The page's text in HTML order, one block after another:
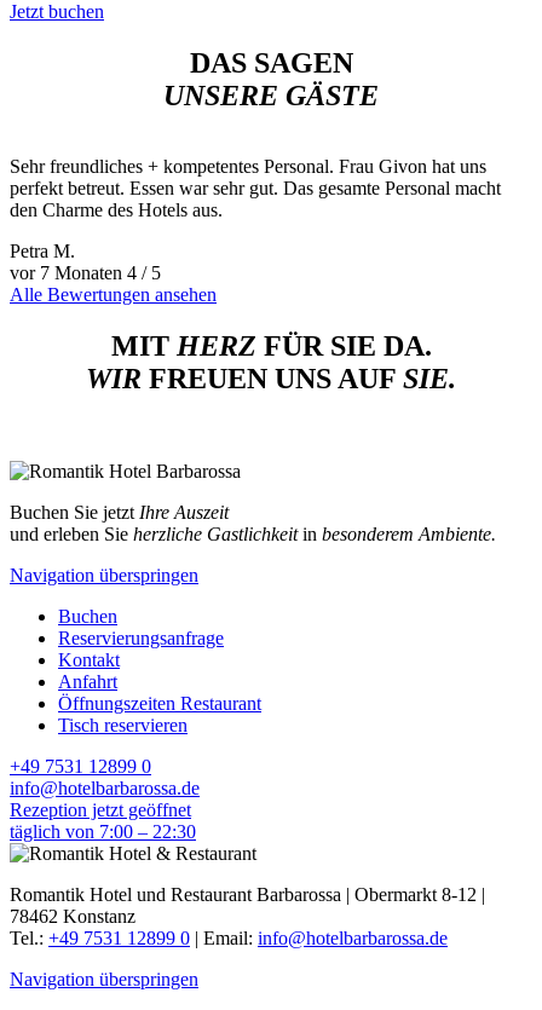
Jetzt buchen
DAS SAGEN
UNSERE GÄSTE
Sehr freundliches + kompetentes Personal. Frau Givon hat uns
perfekt betreut. Essen war sehr gut. Das gesamte Personal macht
den Charme des Hotels aus.
Petra M.
vor 7 Monaten 4 / 5
Alle Bewertungen ansehen
MIT HERZ FÜR SIE DA.
WIR FREUEN UNS AUF SIE.
Buchen Sie jetzt Ihre Auszeit
und erleben Sie herzliche Gastlichkeitin besonderem Ambiente.
Navigation überspringen
Buchen
Reservierungsanfrage
Kontakt
Anfahrt
Öffnungszeiten Restaurant
Tisch reservieren
+49 7531 12899 0
info@hotelbarbarossa.de
Rezeption jetzt geöffnet
täglich von 7:00 – 22:30
Romantik Hotel und Restaurant Barbarossa | Obermarkt 8-12 |
78462 Konstanz
Tel.: +49 7531 12899 0 | Email: info@hotelbarbarossa.de
Navigation überspringen